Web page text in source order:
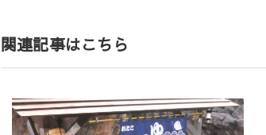
ゲ
ー
シ
ョ
ン
関連記事はこちら